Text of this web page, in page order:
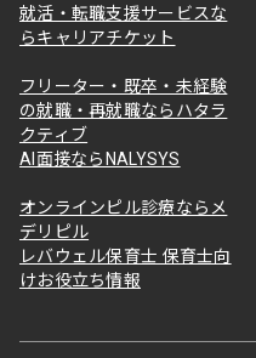
就活・転職支援サービスな
らキャリアチケット
フリーター・既卒・未経験
の就職・再就職ならハタラ
クティブ
AI面接ならNALYSYS
オンラインピル診療ならメ
デリピル
レバウェル保育士 保育士向
けお役立ち情報